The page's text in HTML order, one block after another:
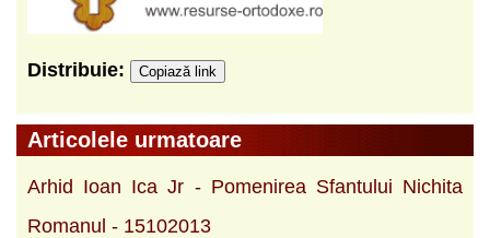
Distribuie: Copiază link
Articolele urmatoare
Arhid Ioan Ica Jr - Pomenirea Sfantului Nichita
Romanul - 15102013